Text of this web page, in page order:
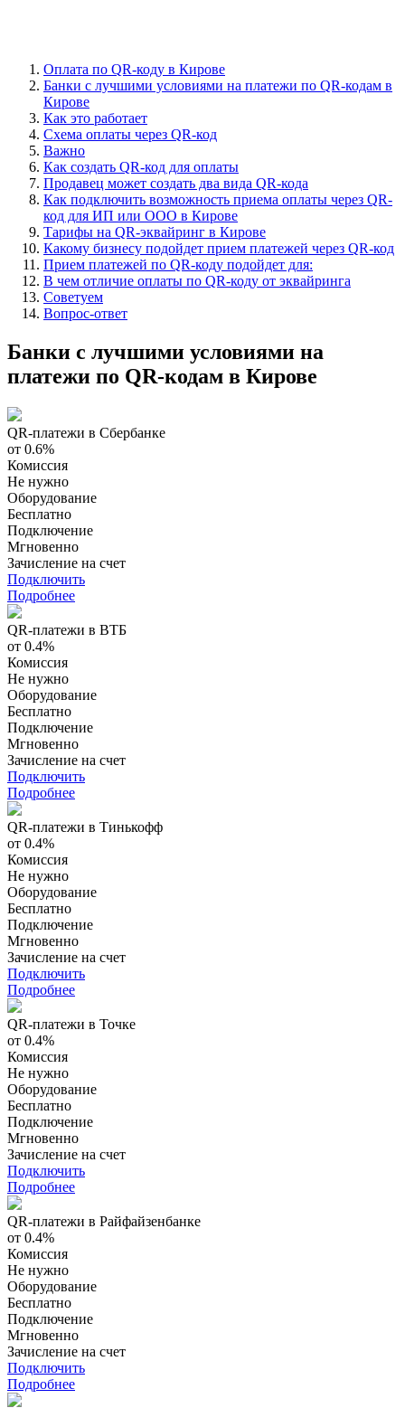
Оплата по QR-коду в Кирове
Банки с лучшими условиями на платежи по QR-кодам в
Кирове
Как это работает
Схема оплаты через QR-код
Важно
Как создать QR-код для оплаты
Продавец может создать два вида QR-кода
Как подключить возможность приема оплаты через QR-
код для ИП или ООО в Кирове
Тарифы на QR-эквайринг в Кирове
Какому бизнесу подойдет прием платежей через QR-код
Прием платежей по QR-коду подойдет для:
В чем отличие оплаты по QR-коду от эквайринга
Советуем
Вопрос-ответ
Банки с лучшими условиями на
платежи по QR-кодам в Кирове
QR-платежи в Сбербанке
от 0.6%
Комиссия
Не нужно
Оборудование
Бесплатно
Подключение
Мгновенно
Зачисление на счет
Подключить
Подробнее
QR-платежи в ВТБ
от 0.4%
Комиссия
Не нужно
Оборудование
Бесплатно
Подключение
Мгновенно
Зачисление на счет
Подключить
Подробнее
QR-платежи в Тинькофф
от 0.4%
Комиссия
Не нужно
Оборудование
Бесплатно
Подключение
Мгновенно
Зачисление на счет
Подключить
Подробнее
QR-платежи в Точке
от 0.4%
Комиссия
Не нужно
Оборудование
Бесплатно
Подключение
Мгновенно
Зачисление на счет
Подключить
Подробнее
QR-платежи в Райфайзенбанке
от 0.4%
Комиссия
Не нужно
Оборудование
Бесплатно
Подключение
Мгновенно
Зачисление на счет
Подключить
Подробнее